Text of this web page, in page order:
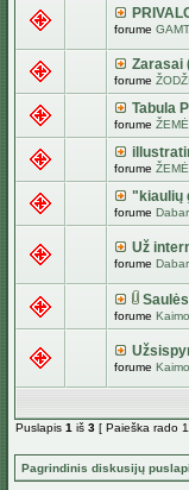
forume
Zarasai
forume
Tabula
forume
forume
"kiaulių
forume
Už
forume
forume
forume
Puslapis 1 iš 3 [ Paieška rado
Pagrindinis diskusijų